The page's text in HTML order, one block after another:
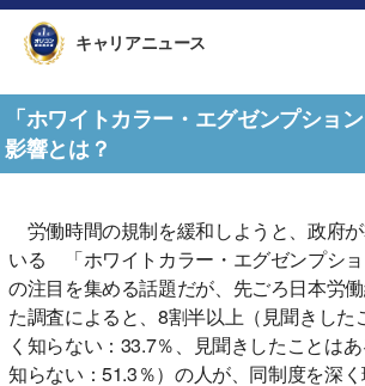
キャリアニュース
「ホワイトカラー・エグゼンプショ
影響とは？
労働時間の規制を緩和しようと、政府
いる 「ホワイトカラー・エグゼンプシ
の注目を集める話題だが、先ごろ日本労
た調査によると、8割半以上（見聞きした
く知らない：33.7％、見聞きしたことは
知らない：51.3％）の人が、同制度を深